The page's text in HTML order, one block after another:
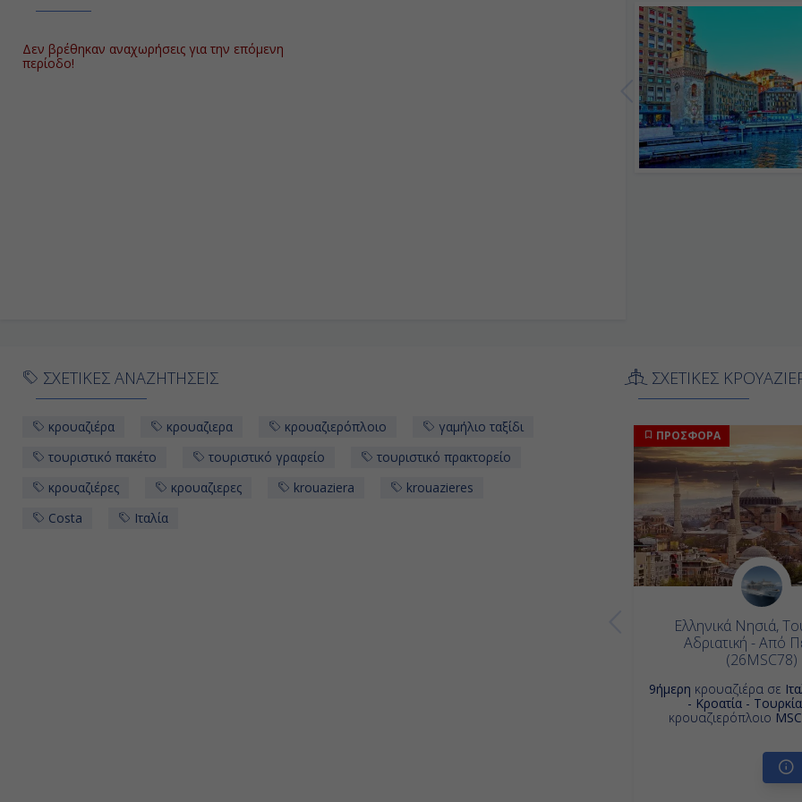
Δεν βρέθηκαν αναχωρήσεις για την επόμενη
περίοδο!
ΣΧΕΤΙΚΕΣ ΑΝΑΖΗΤΗΣΕΙΣ
κρουαζιέρα κρουαζιερα κρουαζιερόπλοιο
γαμήλιο ταξίδι
τουριστικό πακέτο
τουριστικό γραφείο
τουριστικό πρακτορείο
κρουαζιέρες
κρουαζιερες krouaziera
krouazieres
Costa
Ιταλία
ΣΧΕΤΙΚΕΣ
ΠΡΟΣΦΟΡΑ
Ελληνικά Νησιά,
Αδριατική - Από
(26MSC78)
9ήμερη κρουαζιέρα σε
- Κροατία - Τουρκία
κρουαζιερόπλοιο